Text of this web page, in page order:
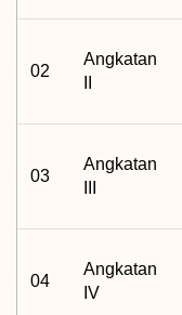
02
Angkatan
03
Angkatan
04
Angkatan
IV